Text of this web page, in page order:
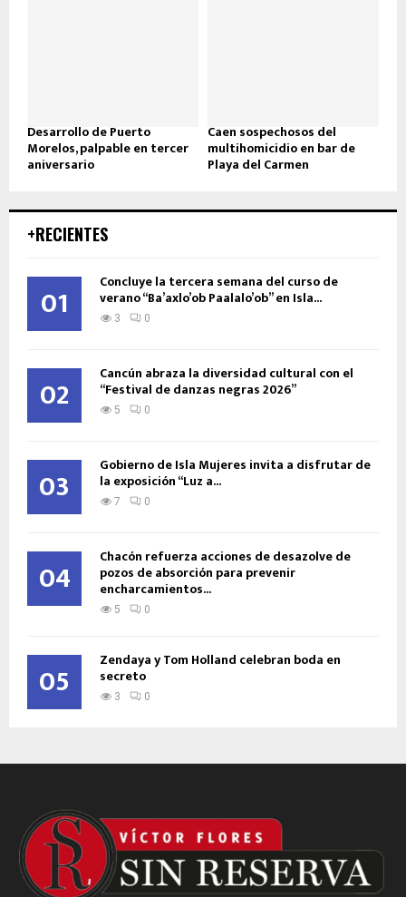
Desarrollo de Puerto
Morelos, palpable en tercer
aniversario
Caen sospechosos del
multihomicidio en bar de
Playa del Carmen
+RECIENTES
01 Concluye la tercera semana del curso de
verano “Ba’axlo’ob Paalalo’ob” en Isla...
3 0
02 Cancún abraza la diversidad cultural con el
“Festival de danzas negras 2026”
5 0
03 Gobierno de Isla Mujeres invita a disfrutar de
la exposición “Luz a...
7 0
04 Chacón refuerza acciones de desazolve de
pozos de absorción para prevenir
encharcamientos...
5 0
05 Zendaya y Tom Holland celebran boda en
secreto
3 0